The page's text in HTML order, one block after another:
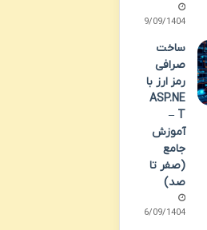
29/09/1404
ساخت
صرافی
رمز ارز با
ASP.NE
T –
آموزش
جامع
(صفر تا
صد)
26/09/1404